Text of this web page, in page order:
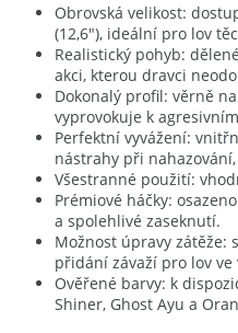
Obrovská velikost:
(12,6"), ideální pro lov
Realistický pohyb:
akci, kterou dravci
Dokonalý profil: věrně
vyprovokuje k
Perfektní vyvážení:
nástrahy při
Všestranné použití:
Prémiové háčky:
a spolehlivé zaseknutí.
Možnost úpravy zátěže:
přidání závaží pro lov
Ověřené barvy: k
Shiner, Ghost Ayu a